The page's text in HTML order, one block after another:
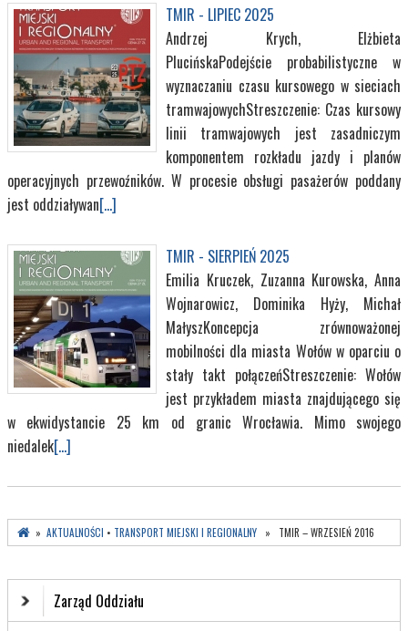
TMIR - LIPIEC 2025
Andrzej Krych, Elżbieta
PlucińskaPodejście probabilistyczne w
wyznaczaniu czasu kursowego w sieciach
tramwajowychStreszczenie: Czas kursowy
linii tramwajowych jest zasadniczym
komponentem rozkładu jazdy i planów
operacyjnych przewoźników. W procesie obsługi pasażerów poddany
jest oddziaływan[...]
TMIR - SIERPIEŃ 2025
Emilia Kruczek, Zuzanna Kurowska, Anna
Wojnarowicz, Dominika Hyży, Michał
MałyszKoncepcja zrównoważonej
mobilności dla miasta Wołów w oparciu o
stały takt połączeńStreszczenie: Wołów
jest przykładem miasta znajdującego się
w ekwidystancie 25 km od granic Wrocławia. Mimo swojego
niedalek[...]
» AKTUALNOŚCI • TRANSPORT MIEJSKI I REGIONALNY » TMIR – WRZESIEŃ 2016
Zarząd Oddziału